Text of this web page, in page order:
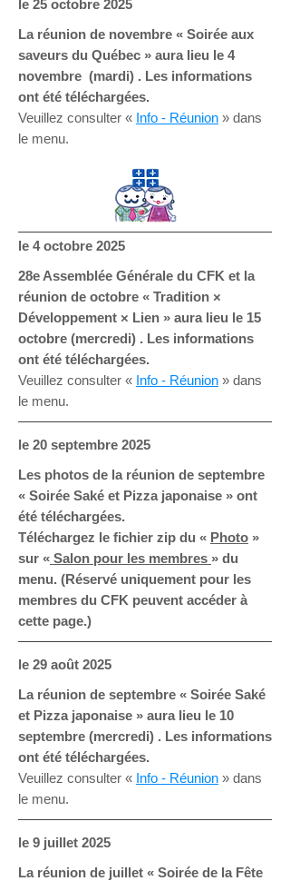
le 25 octobre 2025
La réunion de novembre « Soirée aux
saveurs du Québec » aura lieu le 4
novembre (mardi) . Les informations
ont été téléchargées.
Veuillez consulter « Info - Réunion » dans
le menu.
le 4octobre 2025
28e Assemblée Générale du CFK et la
réunion de octobre « Tradition ×
Développement × Lien » aura lieu le 15
octobre (mercredi) . Les informations
ont été téléchargées.
Veuillez consulter « Info - Réunion » dans
le menu.
le 20 septembre 2025
Les photos de la réunion de septembre
« Soirée Saké et Pizza japonaise » ont
été téléchargées.
Téléchargez le fichier zip du « Photo »
sur « Salon pour les membres » du
menu. (Réservé uniquement pour les
membres du CFK peuvent accéder à
cette page.)
le 29 août 2025
La réunion de septembre « Soirée Saké
et Pizza japonaise » aura lieu le 10
septembre (mercredi) . Les informations
ont été téléchargées.
Veuillez consulter « Info - Réunion » dans
le menu.
le 9 juillet 2025
La réunion de juillet « Soirée de la Fête